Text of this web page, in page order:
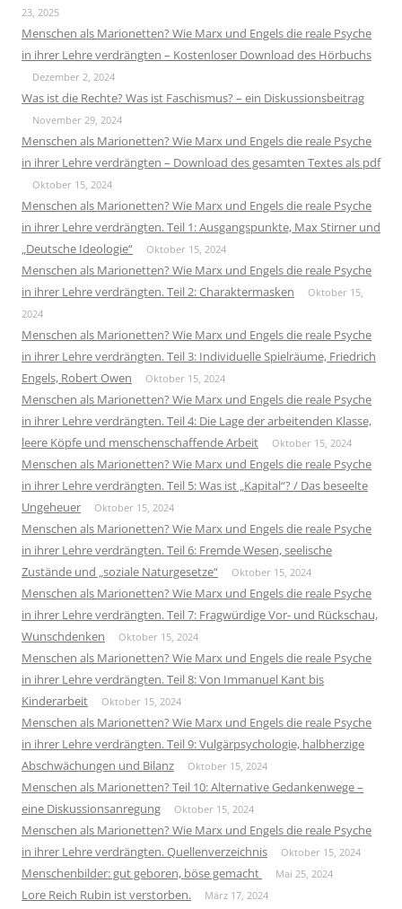
23, 2025
Menschen als Marionetten? Wie Marx und Engels die reale Psyche
in ihrer Lehre verdrängten – Kostenloser Download des Hörbuchs
Dezember 2, 2024
Was ist die Rechte? Was ist Faschismus? – ein Diskussionsbeitrag
November 29, 2024
Menschen als Marionetten? Wie Marx und Engels die reale Psyche
in ihrer Lehre verdrängten – Download des gesamten Textes als pdf
Oktober 15, 2024
Menschen als Marionetten? Wie Marx und Engels die reale Psyche
in ihrer Lehre verdrängten. Teil 1: Ausgangspunkte, Max Stirner und
„Deutsche Ideologie“
Oktober 15, 2024
Menschen als Marionetten? Wie Marx und Engels die reale Psyche
in ihrer Lehre verdrängten. Teil 2: Charaktermasken
Oktober 15,
2024
Menschen als Marionetten? Wie Marx und Engels die reale Psyche
in ihrer Lehre verdrängten. Teil 3: Individuelle Spielräume, Friedrich
Engels, Robert Owen
Oktober 15, 2024
Menschen als Marionetten? Wie Marx und Engels die reale Psyche
in ihrer Lehre verdrängten. Teil 4: Die Lage der arbeitenden Klasse,
leere Köpfe und menschenschaffende Arbeit
Oktober 15, 2024
Menschen als Marionetten? Wie Marx und Engels die reale Psyche
in ihrer Lehre verdrängten. Teil 5: Was ist „Kapital“? / Das beseelte
Ungeheuer
Oktober 15, 2024
Menschen als Marionetten? Wie Marx und Engels die reale Psyche
in ihrer Lehre verdrängten. Teil 6: Fremde Wesen, seelische
Zustände und „soziale Naturgesetze“
Oktober 15, 2024
Menschen als Marionetten? Wie Marx und Engels die reale Psyche
in ihrer Lehre verdrängten. Teil 7: Fragwürdige Vor- und Rückschau,
Wunschdenken
Oktober 15, 2024
Menschen als Marionetten? Wie Marx und Engels die reale Psyche
in ihrer Lehre verdrängten. Teil 8: Von Immanuel Kant bis
Kinderarbeit
Oktober 15, 2024
Menschen als Marionetten? Wie Marx und Engels die reale Psyche
in ihrer Lehre verdrängten. Teil 9: Vulgärpsychologie, halbherzige
Abschwächungen und Bilanz
Oktober 15, 2024
Menschen als Marionetten? Teil 10: Alternative Gedankenwege –
eine Diskussionsanregung
Oktober 15, 2024
Menschen als Marionetten? Wie Marx und Engels die reale Psyche
in ihrer Lehre verdrängten. Quellenverzeichnis
Oktober 15, 2024
Menschenbilder: gut geboren, böse gemacht Mai 25, 2024
Lore Reich Rubin ist verstorben. März 17, 2024